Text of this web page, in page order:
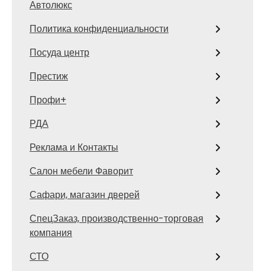
Автолюкс
Политика конфиденциальности
Посуда центр
Престиж
Профи+
РДА
Реклама и Контакты
Салон мебели Фаворит
Сафари, магазин дверей
СпецЗаказ, производственно-торговая
компания
СТО